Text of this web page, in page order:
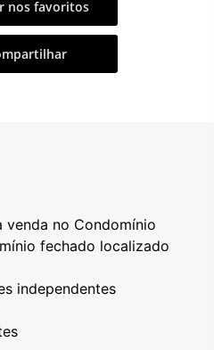
nos favoritos
venda no Condomínio
fechado localizado
independentes